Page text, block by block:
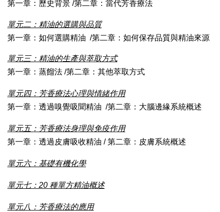
第一章：歷史背景 /第二章：當代芳香療法
單元二：精油的選購與品質
第一章：如何選購精油  /第二章 ：如何保存品質與精油來源
單元三：精油的生產與萃取方式
第一章：蒸餾法 /第二章：其他萃取方式
單元四：芳香療法心理與情緒作用
第一章：透過嗅覺吸聞精油  /第二章：大腦邊緣系統概述
單元五：芳香療法身理與免疫作用
第一章：透過皮膚吸收精油 / 第二章：皮膚系統概述
單元六：基礎有機化學
單元七：20 種單方精油概述
單元八：芳香療法的應用